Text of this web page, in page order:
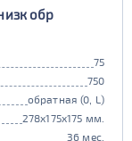
обр
75
750
обратная (0, L)
278x175x175 мм.
36 мес.